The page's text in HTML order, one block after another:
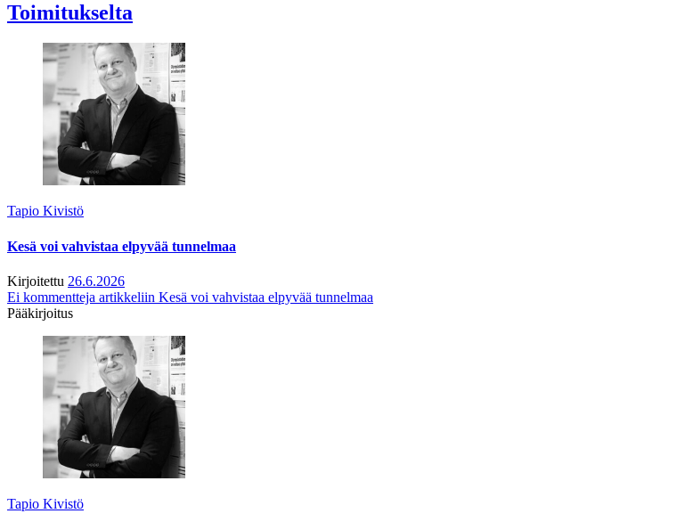
Toimitukselta
Tapio Kivistö
Kesä voi vahvistaa elpyvää tunnelmaa
Kirjoitettu 26.6.2026
Ei kommentteja artikkeliin Kesä voi vahvistaa elpyvää tunnelmaa
Pääkirjoitus
Tapio Kivistö